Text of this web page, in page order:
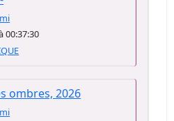
00:37:30
ombres, 2026